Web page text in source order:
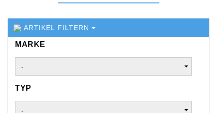
ARTIKEL FILTERN
MARKE
MARKE
TYP
TYP